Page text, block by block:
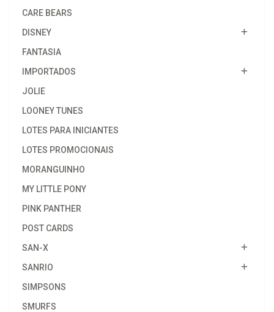
CARE BEARS
DISNEY
FANTASIA
IMPORTADOS
JOLIE
LOONEY TUNES
LOTES PARA INICIANTES
LOTES PROMOCIONAIS
MORANGUINHO
MY LITTLE PONY
PINK PANTHER
POST CARDS
SAN-X
SANRIO
SIMPSONS
SMURFS